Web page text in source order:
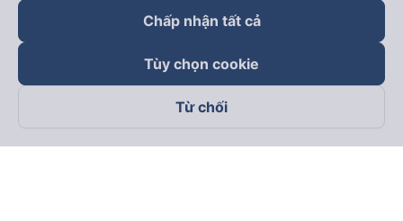
Theo dõi chúng tôi trên
Chấp nhận tất cả
Tùy chọn cookie
Từ chối